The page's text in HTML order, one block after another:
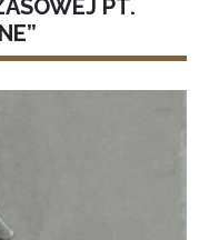
PT.